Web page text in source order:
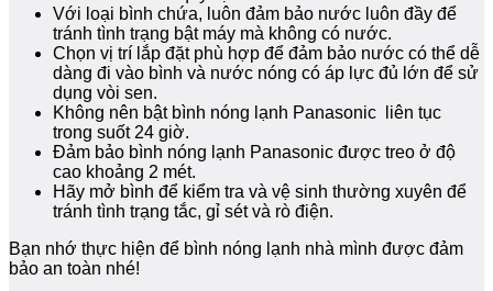
Với loại bình chứa, luôn đảm bảo nước luôn đầy để
tránh tình trạng bật máy mà không có nước.
Chọn vị trí lắp đặt phù hợp để đảm bảo nước có thể dễ
dàng đi vào bình và nước nóng có áp lực đủ lớn để sử
dụng vòi sen.
Không nên bật bình nóng lạnh Panasonic liên tục
trong suốt 24 giờ.
Đảm bảo bình nóng lạnh Panasonic được treo ở độ
cao khoảng 2 mét.
Hãy mở bình để kiểm tra và vệ sinh thường xuyên để
tránh tình trạng tắc, gỉ sét và rò điện.
Bạn nhớ thực hiện để bình nóng lạnh nhà mình được đảm
bảo an toàn nhé!